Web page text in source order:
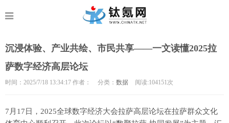
沉浸体验、产业共绘、市民共享——一文读懂2025拉
萨数字经济高层论坛
时间：2025/7/18 13:34:17 作者： 分类： 数据 阅读:104151次
7月17日，2025全球数字经济大会拉萨高层论坛在拉萨群众文化